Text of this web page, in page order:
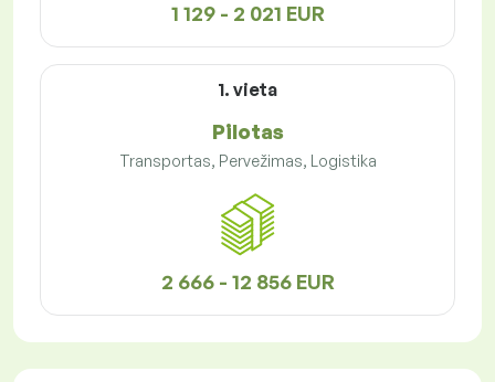
1 129 - 2 021 EUR
1. vieta
Pilotas
Transportas, Pervežimas, Logistika
2 666 - 12 856 EUR